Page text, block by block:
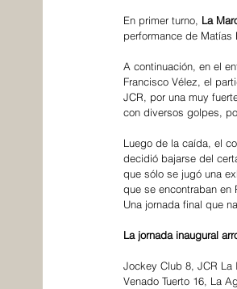
En primer turno, La
performance de Matías
A continuación, en el
Francisco Vélez, el
JCR, por una muy
con diversos golpes,
Luego de la caída, el
decidió bajarse del
que sólo se jugó una
que se encontraban en
Una jornada final que
La jornada inaugural
Jockey Club 8, JCR La
Venado Tuerto 16, La